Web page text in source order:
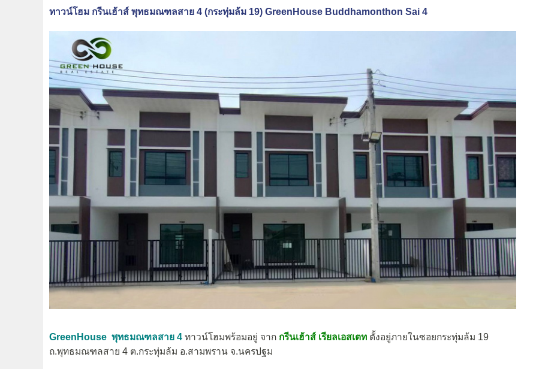
ทาวน์โฮม กรีนเฮ้าส์ พุทธมณฑลสาย 4 (กระทุ่มล้ม 19) GreenHouse Buddhamonthon Sai 4
GreenHouse พุทธมณฑลสาย 4 ทาวน์โฮมพร้อมอยู่ จาก กรีนเฮ้าส์ เรียลเอสเตท ตั้งอยู่ภายในซอยกระทุ่มล้ม 19
ถ.พุทธมณฑลสาย 4 ต.กระทุ่มล้ม อ.สามพราน จ.นครปฐม